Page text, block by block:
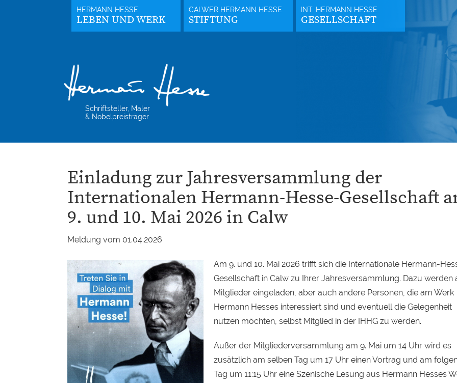
LEBEN UND WERK STIFTUNG GESELLSCHAFT
Schriftsteller, Maler
& Nobelpreisträger
Einladung zur Jahresversammlung der
Internationalen Hermann-Hesse-Gesellschaft
9. und 10. Mai 2026 in Calw
Meldung vom 01.04.2026
Am 9. und 10. Mai 2026 trifft sich die Internationale Hermann-
Gesellschaft in Calw zu Ihrer Jahresversammlung. Dazu werden
Mitglieder eingeladen, aber auch andere Personen, die am Werk
Hermann Hesses interessiert sind und eventuell die Gelegenheit
nutzen möchten, selbst Mitglied in der IHHG zu werden.
Außer der Mitgliederversammlung am 9. Mai um 14 Uhr wird es
zusätzlich am selben Tag um 17 Uhr einen Vortrag und am
Tag um 11:15 Uhr eine Szenische Lesung aus Hermann Hesses